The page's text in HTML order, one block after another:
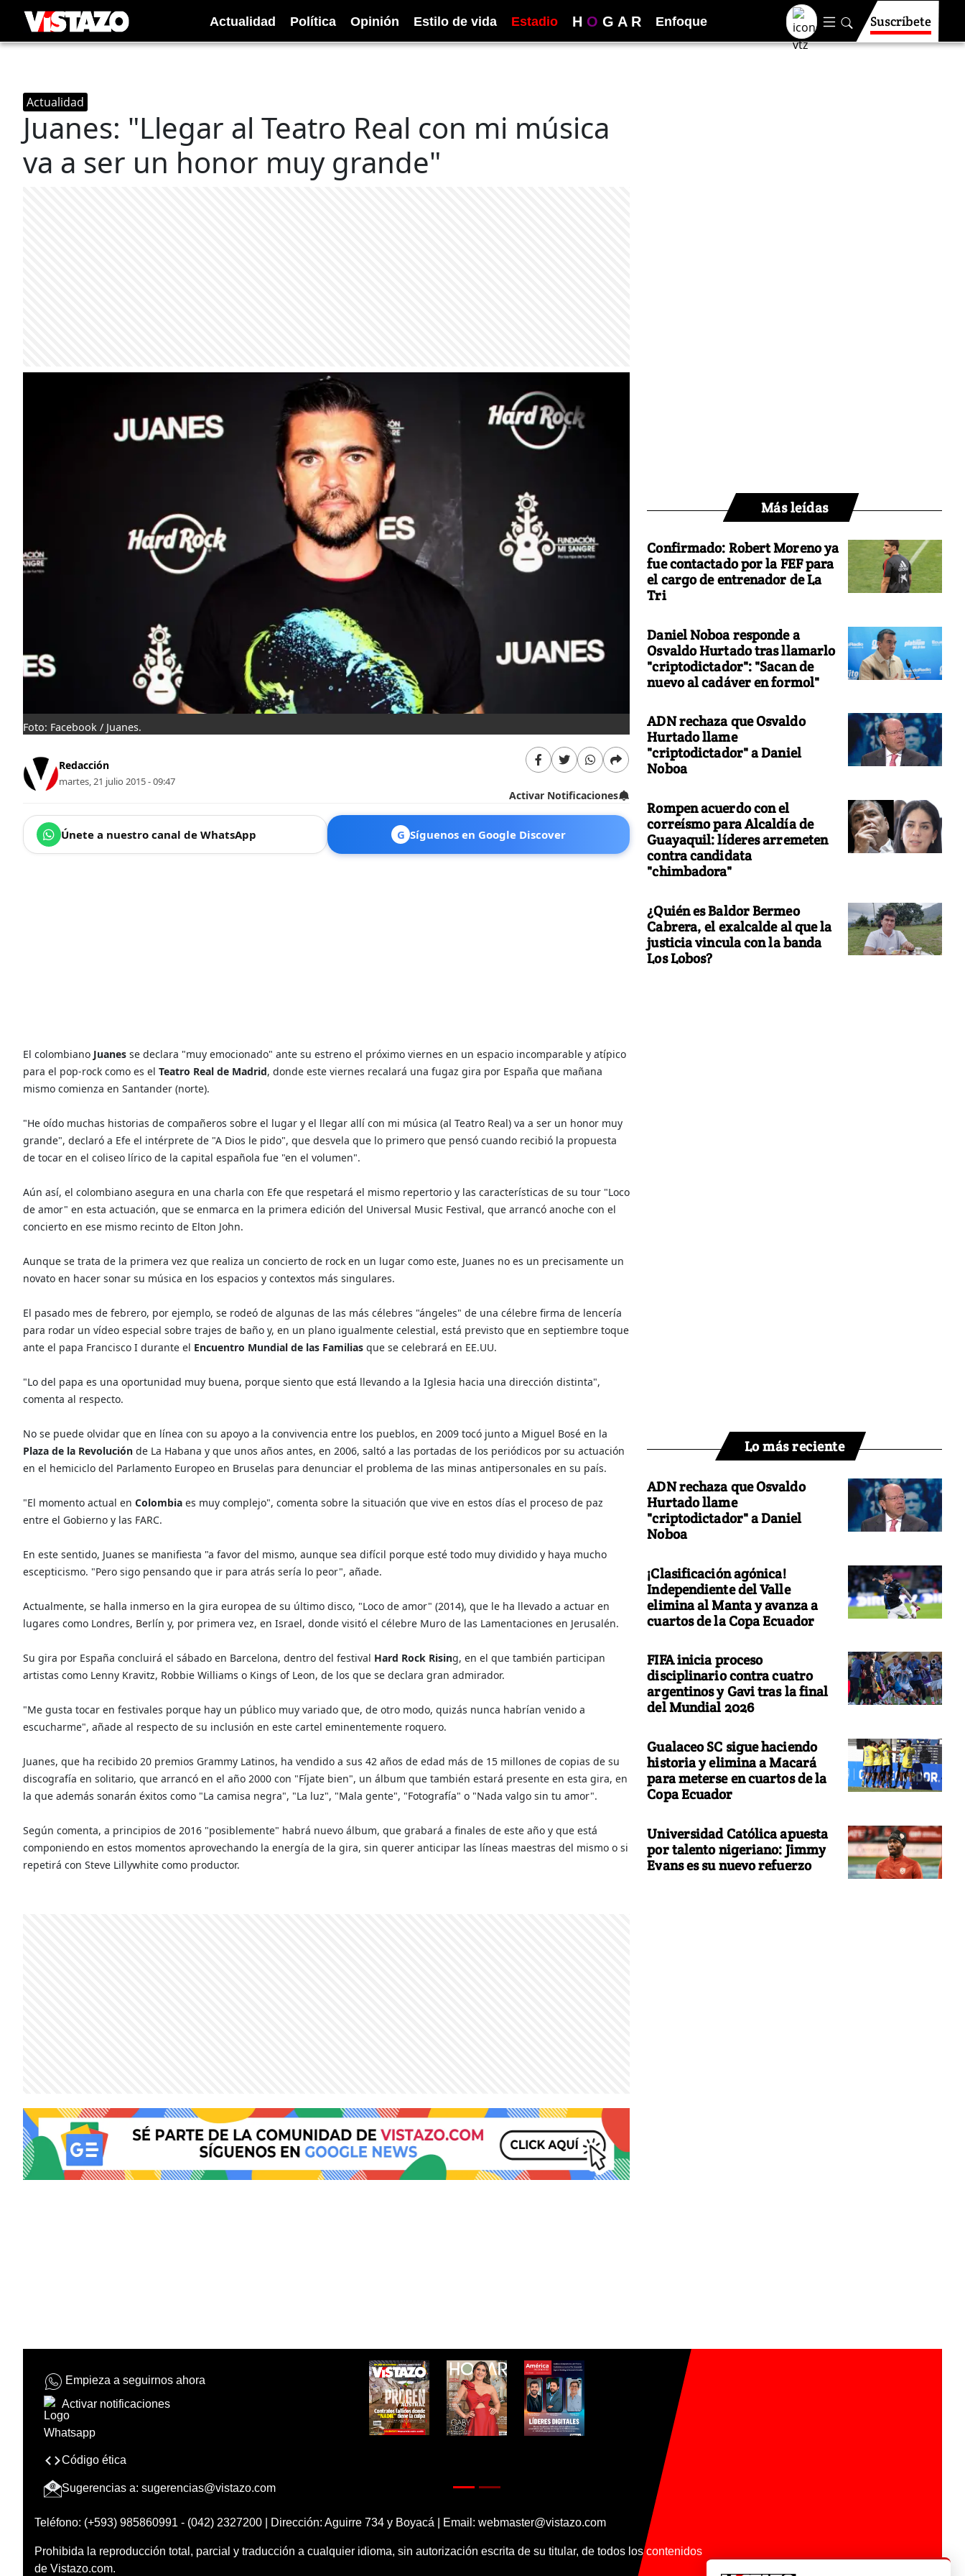
Actualidad Política Opinión Estilo de vida Estadio H O G A R Enfoque Suscríbete
Actualidad
Juanes: "Llegar al Teatro Real con mi música
va a ser un honor muy grande"
Foto: Facebook / Juanes.
Redacción
martes, 21 julio 2015 - 09:47
Activar Notificaciones
Únete a nuestro canal de WhatsApp G Síguenos en Google Discover
El colombiano Juanes se declara "muy emocionado" ante su estreno el próximo viernes en un espacio incomparable y atípico
para el pop-rock como es el Teatro Real de Madrid, donde este viernes recalará una fugaz gira por España que mañana
mismo comienza en Santander (norte).
"He oído muchas historias de compañeros sobre el lugar y el llegar allí con mi música (al Teatro Real) va a ser un honor muy
grande", declaró a Efe el intérprete de "A Dios le pido", que desvela que lo primero que pensó cuando recibió la propuesta
de tocar en el coliseo lírico de la capital española fue "en el volumen".
Aún así, el colombiano asegura en una charla con Efe que respetará el mismo repertorio y las características de su tour "Loco
de amor" en esta actuación, que se enmarca en la primera edición del Universal Music Festival, que arrancó anoche con el
concierto en ese mismo recinto de Elton John.
Aunque se trata de la primera vez que realiza un concierto de rock en un lugar como este, Juanes no es un precisamente un
novato en hacer sonar su música en los espacios y contextos más singulares.
El pasado mes de febrero, por ejemplo, se rodeó de algunas de las más célebres "ángeles" de una célebre firma de lencería
para rodar un vídeo especial sobre trajes de baño y, en un plano igualmente celestial, está previsto que en septiembre toque
ante el papa Francisco I durante el Encuentro Mundial de las Familias que se celebrará en EE.UU.
"Lo del papa es una oportunidad muy buena, porque siento que está llevando a la Iglesia hacia una dirección distinta",
comenta al respecto.
No se puede olvidar que en línea con su apoyo a la convivencia entre los pueblos, en 2009 tocó junto a Miguel Bosé en la
Plaza de la Revolución de La Habana y que unos años antes, en 2006, saltó a las portadas de los periódicos por su actuación
en el hemiciclo del Parlamento Europeo en Bruselas para denunciar el problema de las minas antipersonales en su país.
"El momento actual en Colombia es muy complejo", comenta sobre la situación que vive en estos días el proceso de paz
entre el Gobierno y las FARC.
En este sentido, Juanes se manifiesta "a favor del mismo, aunque sea difícil porque esté todo muy dividido y haya mucho
escepticismo. "Pero sigo pensando que ir para atrás sería lo peor", añade.
Actualmente, se halla inmerso en la gira europea de su último disco, "Loco de amor" (2014), que le ha llevado a actuar en
lugares como Londres, Berlín y, por primera vez, en Israel, donde visitó el célebre Muro de las Lamentaciones en Jerusalén.
Su gira por España concluirá el sábado en Barcelona, dentro del festival Hard Rock Rising, en el que también participan
artistas como Lenny Kravitz, Robbie Williams o Kings of Leon, de los que se declara gran admirador.
"Me gusta tocar en festivales porque hay un público muy variado que, de otro modo, quizás nunca habrían venido a
escucharme", añade al respecto de su inclusión en este cartel eminentemente roquero.
Juanes, que ha recibido 20 premios Grammy Latinos, ha vendido a sus 42 años de edad más de 15 millones de copias de su
discografía en solitario, que arrancó en el año 2000 con "Fíjate bien", un álbum que también estará presente en esta gira, en
la que además sonarán éxitos como "La camisa negra", "La luz", "Mala gente", "Fotografía" o "Nada valgo sin tu amor".
Según comenta, a principios de 2016 "posiblemente" habrá nuevo álbum, que grabará a finales de este año y que está
componiendo en estos momentos aprovechando la energía de la gira, sin querer anticipar las líneas maestras del mismo o si
repetirá con Steve Lillywhite como productor.
Más leídas
Confirmado: Robert Moreno ya
fue contactado por la FEF para
el cargo de entrenador de La
Tri
Daniel Noboa responde a
Osvaldo Hurtado tras llamarlo
"criptodictador": "Sacan de
nuevo al cadáver en formol"
ADN rechaza que Osvaldo
Hurtado llame
"criptodictador" a Daniel
Noboa
Rompen acuerdo con el
correísmo para Alcaldía de
Guayaquil: líderes arremeten
contra candidata
"chimbadora"
¿Quién es Baldor Bermeo
Cabrera, el exalcalde al que la
justicia vincula con la banda
Los Lobos?
Lo más reciente
ADN rechaza que Osvaldo
Hurtado llame
"criptodictador" a Daniel
Noboa
¡Clasificación agónica!
Independiente del Valle
elimina al Manta y avanza a
cuartos de la Copa Ecuador
FIFA inicia proceso
disciplinario contra cuatro
argentinos y Gavi tras la final
del Mundial 2026
Gualaceo SC sigue haciendo
historia y elimina a Macará
para meterse en cuartos de la
Copa Ecuador
Universidad Católica apuesta
por talento nigeriano: Jimmy
Evans es su nuevo refuerzo
Empieza a seguirnos ahora
Activar notificaciones
Código ética
Sugerencias a: sugerencias@vistazo.com
Teléfono: (+593) 985860991 - (042) 2327200 | Dirección: Aguirre 734 y Boyacá | Email: webmaster@vistazo.com
Prohibida la reproducción total, parcial y traducción a cualquier idioma, sin autorización escrita de su titular, de todos los contenidos
de Vistazo.com.